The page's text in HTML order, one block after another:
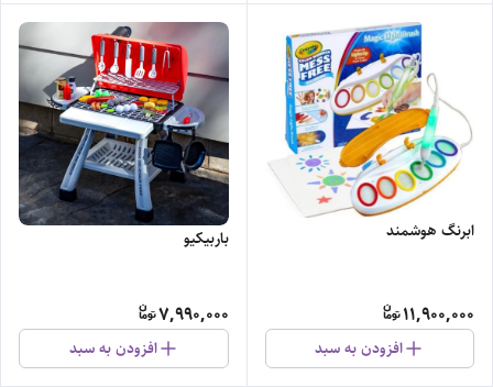
ابرنگ هوشمند
11,900,000
افزودن به سبد
باربیکیو
7,990,000
افزودن به سبد